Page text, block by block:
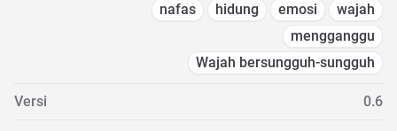
nafas
hidung emosi
wajah
mengganggu
Wajah bersungguh-sungguh
Versi 0.6